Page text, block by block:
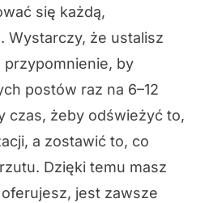
się każdą,
Wystarczy, że ustalisz
by
postów raz na 6–12
czas, żeby odświeżyć to,
a zostawić to, co
Dzięki temu masz
jest zawsze